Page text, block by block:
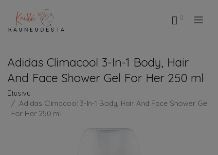
Adidas Climacool 3-In-1 Body, Hair
And Face Shower Gel For Her 250 ml
Etusivu
Adidas Climacool 3-In-1 Body, Hair And Face Shower Gel
For Her 250 ml